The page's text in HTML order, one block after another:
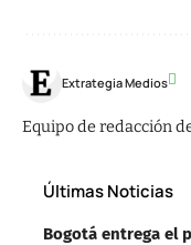
Extrategia Medios
Equipo de redacción
Últimas Noticias
Bogotá entrega el